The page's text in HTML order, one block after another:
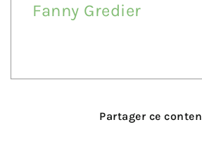
Fanny Gredier
Partager ce